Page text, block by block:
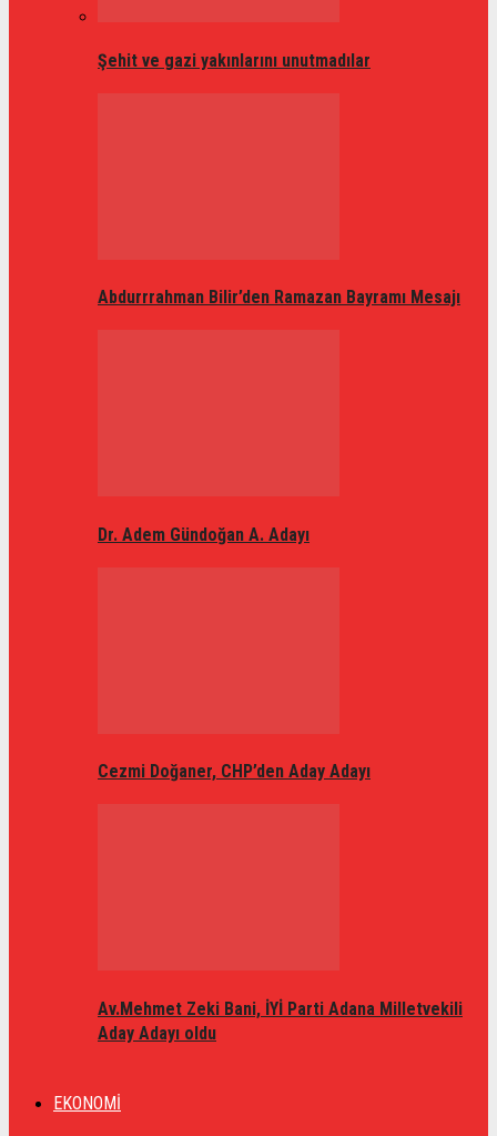
Şehit ve gazi yakınlarını unutmadılar
Abdurrrahman Bilir’den Ramazan Bayramı Mesajı
Dr. Adem Gündoğan A. Adayı
Cezmi Doğaner, CHP’den Aday Adayı
Av.Mehmet Zeki Bani, İYİ Parti Adana Milletvekili
Aday Adayı oldu
EKONOMİ